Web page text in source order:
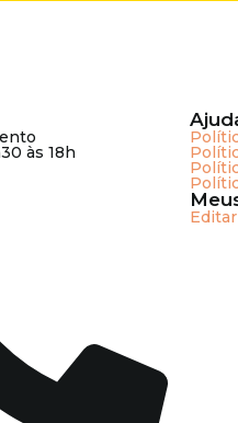
às 18h